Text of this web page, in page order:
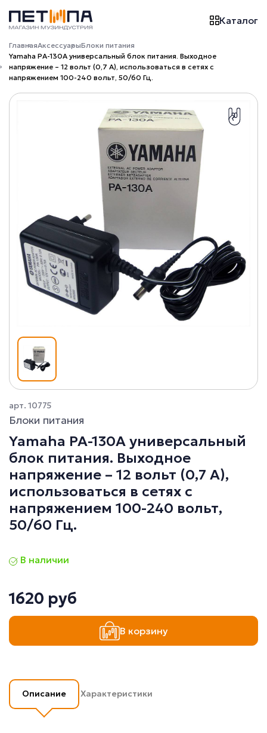
Каталог
ГлавнаяАксессуарыБлоки питания
Yamaha PA-130A универсальный блок питания. Выходное
напряжение – 12 вольт (0,7 А), использоваться в сетях с
напряжением 100-240 вольт, 50/60 Гц.
арт. 10775
Блоки питания
Yamaha PA-130A универсальный
блок питания. Выходное
напряжение – 12 вольт (0,7 А),
использоваться в сетях с
напряжением 100-240 вольт,
50/60 Гц.
В наличии
1620 руб
В корзину
Описание Характеристики